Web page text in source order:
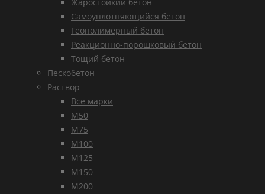
Самоуплотняющийся бетон
Геополимерный бетон
Реакционно-порошковый бетон
Тощий бетон
Пескобетон
Раствор
Все марки
М50
М75
М100
М125
М150
М200